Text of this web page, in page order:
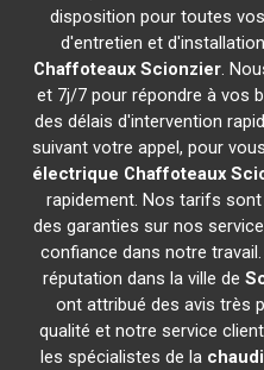
disposition pour toutes
d'entretien et
Chaffoteaux Scionzier.
et 7j/7 pour répondre à vos
des délais d'intervention
suivant votre appel, pour
électrique Chaffoteaux
rapidement. Nos tarifs
des garanties sur nos
confiance dans notre
réputation dans la ville de
ont attribué des avis très
qualité et notre service
les spécialistes de la